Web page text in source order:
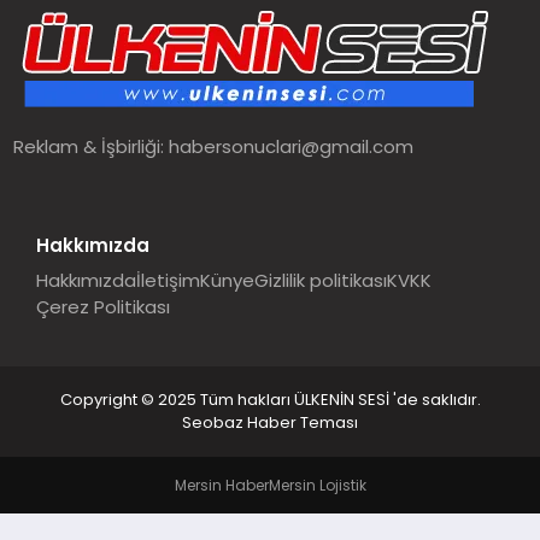
SPOR
MALATYA HABERLERI
Reklam & İşbirliği:habersonuclari@gmail.com
Hakkımızda
HakkımızdaİletişimKünyeGizlilik politikasıKVKK
Çerez Politikası
Copyright © 2025 Tüm hakları ÜLKENİN SESİ 'de saklıdır.
Seobaz Haber Teması
Mersin HaberMersin Lojistik